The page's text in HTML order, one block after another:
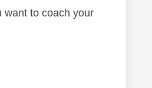
wаnt tо соасh уоur